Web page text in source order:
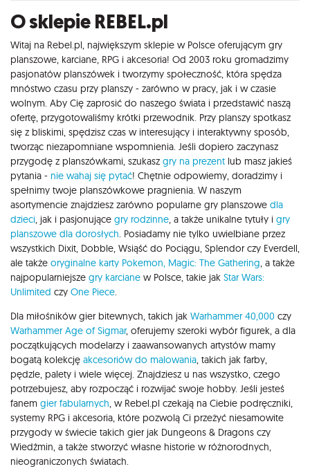
O sklepie REBEL.pl
Witaj na Rebel.pl, największym sklepie w Polsce oferującym gry
planszowe, karciane, RPG i akcesoria! Od 2003 roku gromadzimy
pasjonatów planszówek i tworzymy społeczność, która spędza
mnóstwo czasu przy planszy - zarówno w pracy, jak i w czasie
wolnym. Aby Cię zaprosić do naszego świata i przedstawić naszą
ofertę, przygotowaliśmy krótki przewodnik. Przy planszy spotkasz
się z bliskimi, spędzisz czas w interesujący i interaktywny sposób,
tworząc niezapomniane wspomnienia. Jeśli dopiero zaczynasz
przygodę z planszówkami, szukasz gry na prezent lub masz jakieś
pytania - nie wahaj się pytać! Chętnie odpowiemy, doradzimy i
spełnimy twoje planszówkowe pragnienia. W naszym
asortymencie znajdziesz zarówno popularne gry planszowe dla
dzieci , jak i pasjonujące gry rodzinne , a także unikalne tytuły i gry
planszowe dla dorosłych . Posiadamy nie tylko uwielbiane przez
wszystkich Dixit, Dobble, Wsiąść do Pociągu, Splendor czy Everdell,
ale także oryginalne karty Pokemon, Magic: The Gathering , a także
najpopularniejsze gry karciane w Polsce, takie jak Star Wars:
Unlimited czy One Piece
Dla miłośników gier bitewnych, takich jak Warhammer 40,000 czy
Warhammer Age of Sigmar, oferujemy szeroki wybór figurek, a dla
początkujących modelarzy i zaawansowanych artystów mamy
bogatą kolekcję akcesoriów do malowania , takich jak farby,
pędzle, palety i wiele więcej. Znajdziesz u nas wszystko, czego
potrzebujesz, aby rozpocząć i rozwijać swoje hobby. Jeśli jesteś
fanem gier fabularnych , w Rebel.pl czekają na Ciebie podręczniki,
systemy RPG i akcesoria, które pozwolą Ci przeżyć niesamowite
przygody w świecie takich gier jak Dungeons & Dragons czy
Wiedźmin, a także stworzyć własne historie w różnorodnych,
nieograniczonych światach.